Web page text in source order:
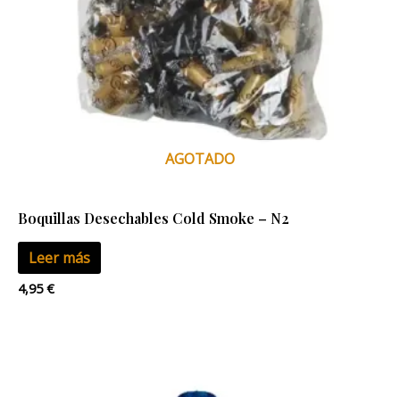
AGOTADO
Boquillas Desechables Cold Smoke – N2
Leer más
4,95€